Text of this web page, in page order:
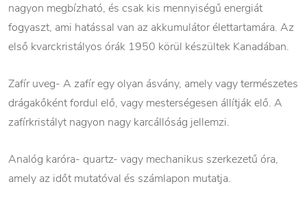
nagyon megbízható, és csak kis mennyiségű energiát
fogyaszt, ami hatással van az akkumulátor élettartamára. Az
első kvarckristályos órák 1950 körül készültek Kanadában.
Zafír uveg- A zafír egy olyan ásvány, amely vagy természetes
drágakőként fordul elő, vagy mesterségesen állítják elő. A
zafírkristályt nagyon nagy karcállóság jellemzi.
Analóg karóra- quartz- vagy mechanikus szerkezetű óra,
amely az időt mutatóval és számlapon mutatja.